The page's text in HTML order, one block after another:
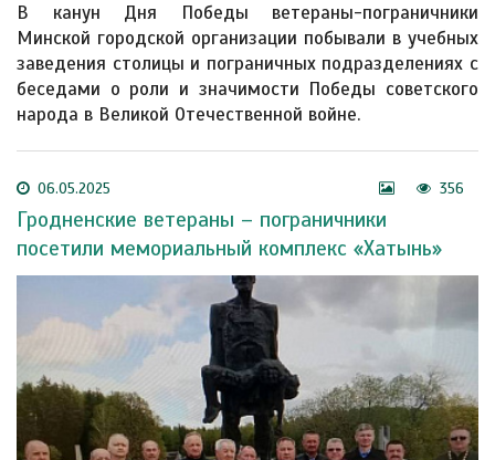
В канун Дня Победы ветераны-пограничники
Минской городской организации побывали в учебных
заведения столицы и пограничных подразделениях с
беседами о роли и значимости Победы советского
народа в Великой Отечественной войне.
06.05.2025 356
Гродненские ветераны – пограничники
посетили мемориальный комплекс «Хатынь»